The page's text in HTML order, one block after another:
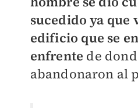
sucedido ya que
edificio que se
enfrente de
abandonaron al